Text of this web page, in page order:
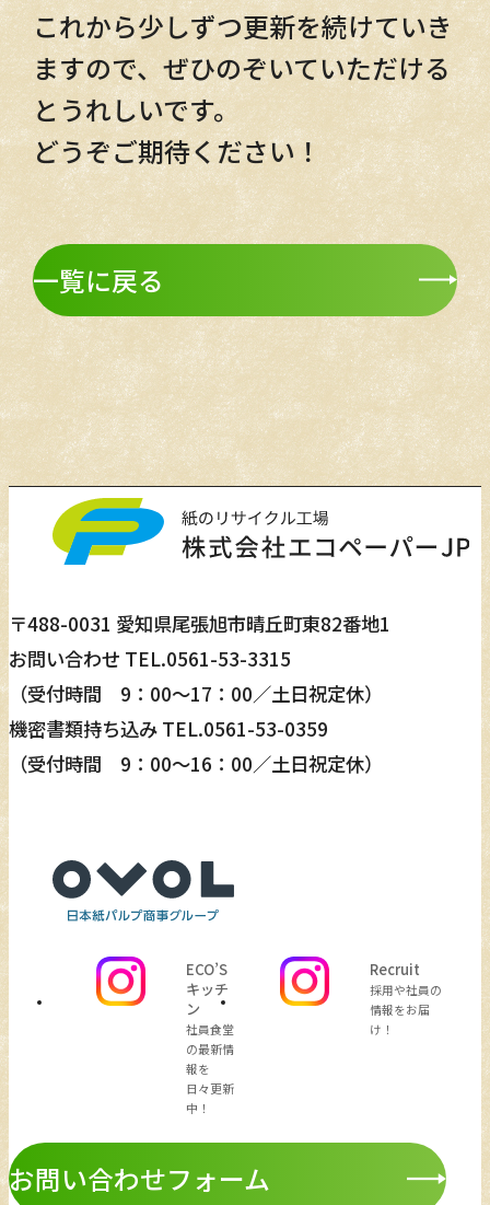
これから少しずつ更新を続けていき
ますので、ぜひのぞいていただける
とうれしいです。
どうぞご期待ください！
一覧に戻る
〒488-0031 愛知県尾張旭市晴丘町東82番地1
お問い合わせ TEL.0561-53-3315
（受付時間 9：00～17：00／土日祝定休）
機密書類持ち込み TEL.0561-53-0359
（受付時間 9：00～16：00／土日祝定休）
ECO’S
キッチ
ン
社員食堂
の最新情
報を
日々更新
中！
Recruit
採用や社員の
情報をお届
け！
お問い合わせフォーム